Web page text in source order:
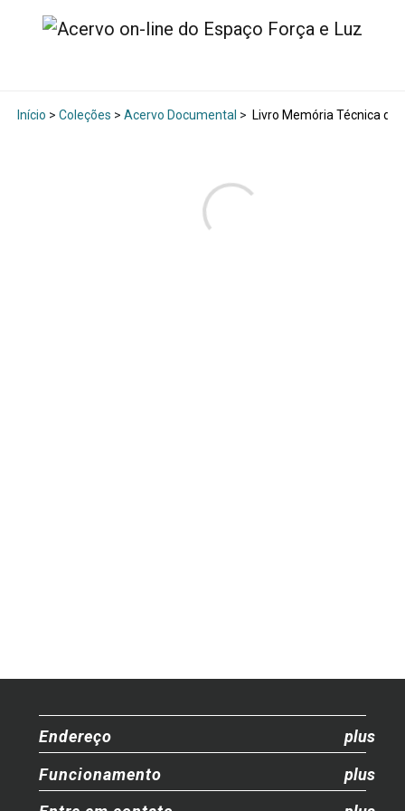
Início > Coleções > Acervo Documental > Livro Memória Técnica de
Endereço
Funcionamento